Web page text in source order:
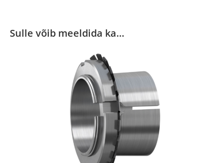
Sulle võib meeldida ka…